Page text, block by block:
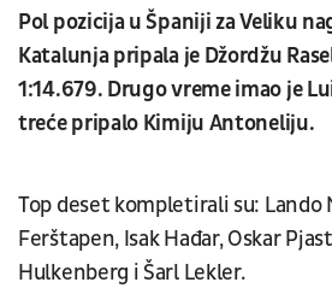
Pol pozicija u Španiji za Veliku
Katalunja pripala je Džordžu
1:14.679. Drugo vreme imao je
treće pripalo Kimiju Antoneliju.
Top deset kompletirali su: Lando
Ferštapen, Isak Hađar, Oskar
Hulkenberg i Šarl Lekler.